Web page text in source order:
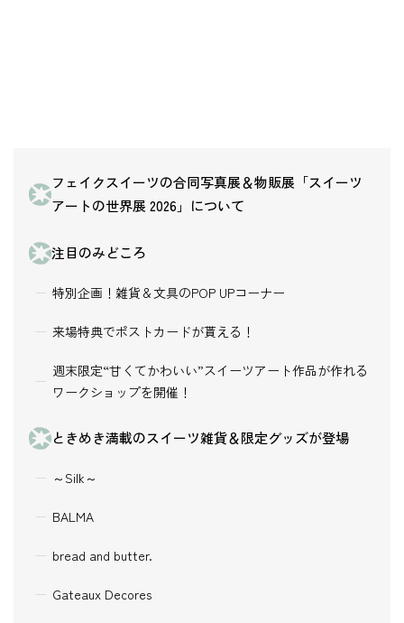
フェイクスイーツの合同写真展＆物販展「スイーツ
アートの世界展 2026」について
注目のみどころ
特別企画！雑貨＆文具のPOP UPコーナー
来場特典でポストカードが貰える！
週末限定“甘くてかわいい”スイーツアート作品が作れる
ワークショップを開催！
ときめき満載のスイーツ雑貨＆限定グッズが登場
～Silk～
BALMA
bread and butter.
Gateaux Decores